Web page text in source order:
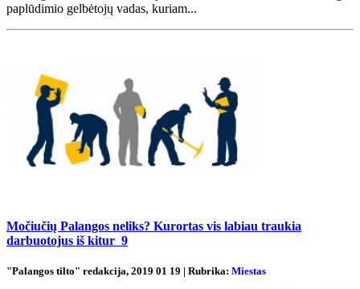
paplūdimio gelbėtojų vadas, kuriam...
Močiučių Palangos neliks? Kurortas vis labiau traukia
darbuotojus iš kitur 9
"Palangos tilto" redakcija, 2019 01 19 | Rubrika: Miestas